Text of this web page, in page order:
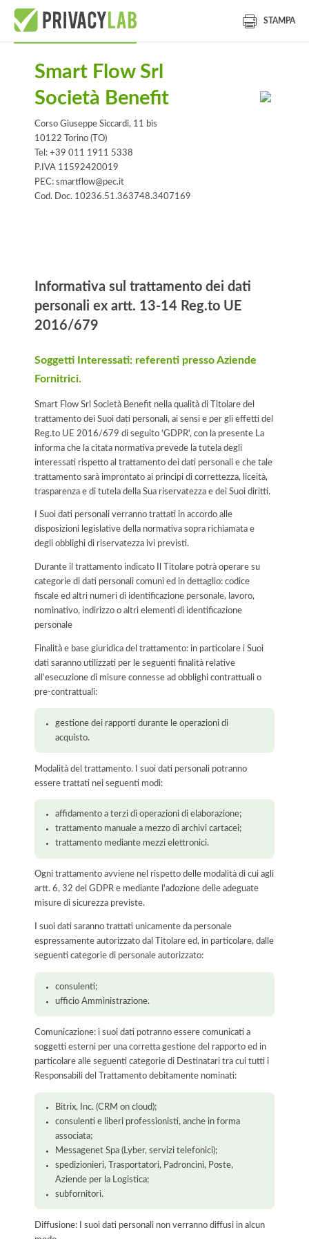
STAMPA
Smart Flow Srl
Società Benefit
Corso Giuseppe Siccardi, 11 bis
10122 Torino (TO)
Tel: +39 011 1911 5338
P.IVA 11592420019
PEC: smartflow@pec.it
Cod. Doc. 10236.51.363748.3407169
Informativa sul trattamento dei dati
personali ex artt. 13-14 Reg.to UE
2016/679
Soggetti Interessati: referenti presso Aziende
Fornitrici.
Smart Flow Srl Società Benefit nella qualità di Titolare del
trattamento dei Suoi dati personali, ai sensi e per gli effetti del
Reg.to UE 2016/679 di seguito 'GDPR', con la presente La
informa che la citata normativa prevede la tutela degli
interessati rispetto al trattamento dei dati personali e che tale
trattamento sarà improntato ai principi di correttezza, liceità,
trasparenza e di tutela della Sua riservatezza e dei Suoi diritti.
I Suoi dati personali verranno trattati in accordo alle
disposizioni legislative della normativa sopra richiamata e
degli obblighi di riservatezza ivi previsti.
Durante il trattamento indicato Il Titolare potrà operare su
categorie di dati personali comuni ed in dettaglio: codice
fiscale ed altri numeri di identificazione personale, lavoro,
nominativo, indirizzo o altri elementi di identificazione
personale
Finalità e base giuridica del trattamento: in particolare i Suoi
dati saranno utilizzati per le seguenti finalità relative
all’esecuzione di misure connesse ad obblighi contrattuali o
pre-contrattuali:
gestione dei rapporti durante le operazioni di
acquisto.
Modalità del trattamento. I suoi dati personali potranno
essere trattati nei seguenti modi:
affidamento a terzi di operazioni di elaborazione;
trattamento manuale a mezzo di archivi cartacei;
trattamento mediante mezzi elettronici.
Ogni trattamento avviene nel rispetto delle modalità di cui agli
artt. 6, 32 del GDPR e mediante l'adozione delle adeguate
misure di sicurezza previste.
I suoi dati saranno trattati unicamente da personale
espressamente autorizzato dal Titolare ed, in particolare, dalle
seguenti categorie di personale autorizzato:
consulenti;
ufficio Amministrazione.
Comunicazione: i suoi dati potranno essere comunicati a
soggetti esterni per una corretta gestione del rapporto ed in
particolare alle seguenti categorie di Destinatari tra cui tutti i
Responsabili del Trattamento debitamente nominati:
Bitrix, Inc. (CRM on cloud);
consulenti e liberi professionisti, anche in forma
associata;
Messagenet Spa (Lyber, servizi telefonici);
spedizionieri, Trasportatori, Padroncini, Poste,
Aziende per la Logistica;
subfornitori.
Diffusione: I suoi dati personali non verranno diffusi in alcun